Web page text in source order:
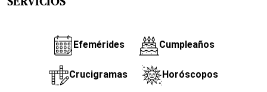
SERVICIOS
Efemérides Cumpleaños
Crucigramas Horóscopos